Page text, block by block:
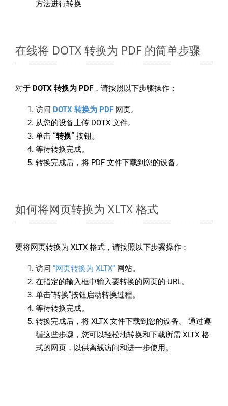
方法进行转换
在线将 DOTX 转换为 PDF 的简单步骤
对于 DOTX 转换为 PDF ，请按照以下步骤操作：
访问 DOTX 转换为 PDF 网页。
从您的设备上传 DOTX 文件。
单击 “转换” 按钮。
等待转换完成。
转换完成后，将 PDF 文件下载到您的设备。
如何将网页转换为 XLTX 格式
要将网页转换为 XLTX 格式，请按照以下步骤操作：
访问 “网页转换为 XLTX” 网站。
在指定的输入框中输入要转换的网页的 URL。
单击“转换”按钮启动转换过程。
等待转换完成。
转换完成后，将 XLTX 文件下载到您的设备。 通过遵
循这些步骤，您可以轻松地转换和下载所需 XLTX 格
式的网页，以供离线访问和进一步使用。